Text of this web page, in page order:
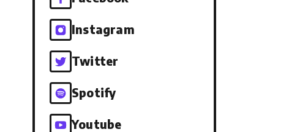
Instagram
Twitter
Spotify
Youtube